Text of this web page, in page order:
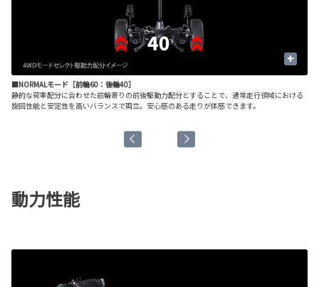
+
■NORMALモード［前輪60：後輪40］
静的な荷重配分に合わせた前輪寄りの前後駆動力配分とすることで、通常走行領域における
旋回性能と安定性を高いバランスで両立。安心感のある走りが体感できます。
動力性能